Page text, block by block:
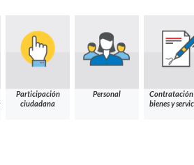
Participación
ciudadana
Personal
Contratación
bienes y